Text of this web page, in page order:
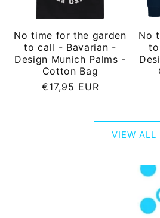
No time for the garden
to call - Bavarian -
Design Munich Palms -
Cotton Bag
Regular
€17,95 EUR
No
VIEW ALL